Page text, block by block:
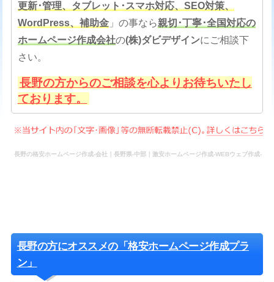
更新･管理、タブレット･スマホ対応、SEO対策、
WordPress、補助金」の事なら親切･丁寧･全国対応の
ホームページ作成会社の(株)ダビデザインにご相談下
さい。
長野の方からのご相談を心よりお待ちいたし
ております。
長野の格安ホームページ作成-会社｜長野県-中部｜激安ホームページ作成-WEBウェブ作成-
長野の方にオススメの「格安ホームページ作成プラ
ン」